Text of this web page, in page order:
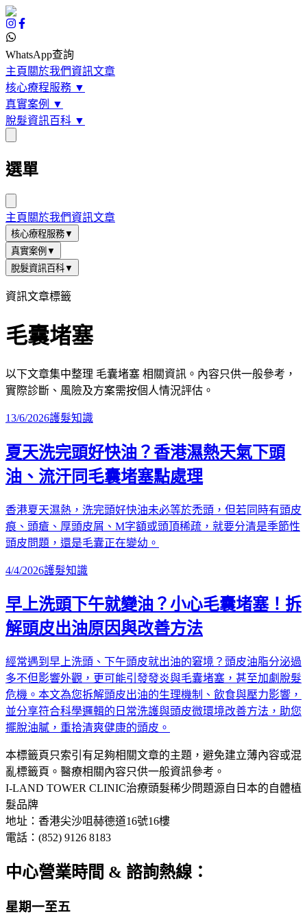
WhatsApp查詢
主頁 關於我們資訊文章
核心療程服務 ▼
真實案例
▼
脫髮資訊百科 ▼
選單
主頁 關於我們資訊文章
核心療程服務▼
真實案例 ▼
脫髮資訊百科▼
資訊文章標籤
毛囊堵塞
以下文章集中整理 毛囊堵塞 相關資訊。內容只供一般參考，
實際診斷、風險及方案需按個人情況評估。
13/6/2026護髮知識
夏天洗完頭好快油？香港濕熱天氣下頭
油、流汗同毛囊堵塞點處理
香港夏天濕熱，洗完頭好快油未必等於禿頭，但若同時有頭皮
痕、頭瘡、厚頭皮屑、M字額或頭頂稀疏，就要分清是季節性
頭皮問題，還是毛囊正在變幼。
4/4/2026護髮知識
早上洗頭下午就變油？小心毛囊堵塞！拆
解頭皮出油原因與改善方法
經常遇到早上洗頭、下午頭皮就出油的窘境？頭皮油脂分泌過
多不但影響外觀，更可能引發發炎與毛囊堵塞，甚至加劇脫髮
危機。本文為您拆解頭皮出油的生理機制、飲食與壓力影響，
並分享符合科學邏輯的日常洗護與頭皮微環境改善方法，助您
擺脫油膩，重拾清爽健康的頭皮。
本標籤頁只索引有足夠相關文章的主題，避免建立薄內容或混
亂標籤頁。醫療相關內容只供一般資訊參考。
I-LAND TOWER CLINIC治療頭髮稀少問題源自日本的自體植
髮品牌
地址：香港尖沙咀赫德道16號16樓
電話：(852) 9126 8183
中心營業時間 & 諮詢熱線：
星期一至五